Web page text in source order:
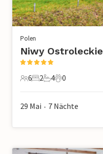
Polen
Niwy Ostroleckie
6 Gäste
6
2 Schlafzimmer
2
4 Badezimmer
4
0 Haustiere
0
29 Mai • 7 Nächte